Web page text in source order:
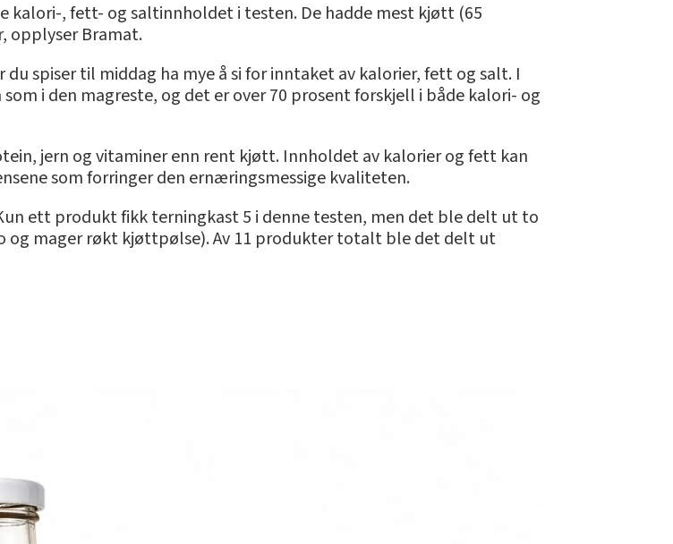
kalori-, fett- og saltinnholdet i testen. De hadde mest kjøtt (65
opplyser Bramat.
spiser til middag ha mye å si for inntaket av kalorier, fett og salt. I
i den magreste, og det er over 70 prosent forskjell i både kalori- og
jern og vitaminer enn rent kjøtt. Innholdet av kalorier og fett kan
som forringer den ernæringsmessige kvaliteten.
ett produkt fikk terningkast 5 i denne testen, men det ble delt ut to
og mager røkt kjøttpølse). Av 11 produkter totalt ble det delt ut